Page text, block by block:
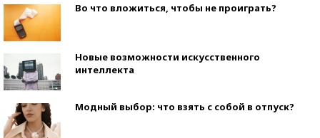
Во что вложиться, чтобы не проиграть?
Новые возможности искусственного
интеллекта
Модный выбор: что взять с собой в отпуск?